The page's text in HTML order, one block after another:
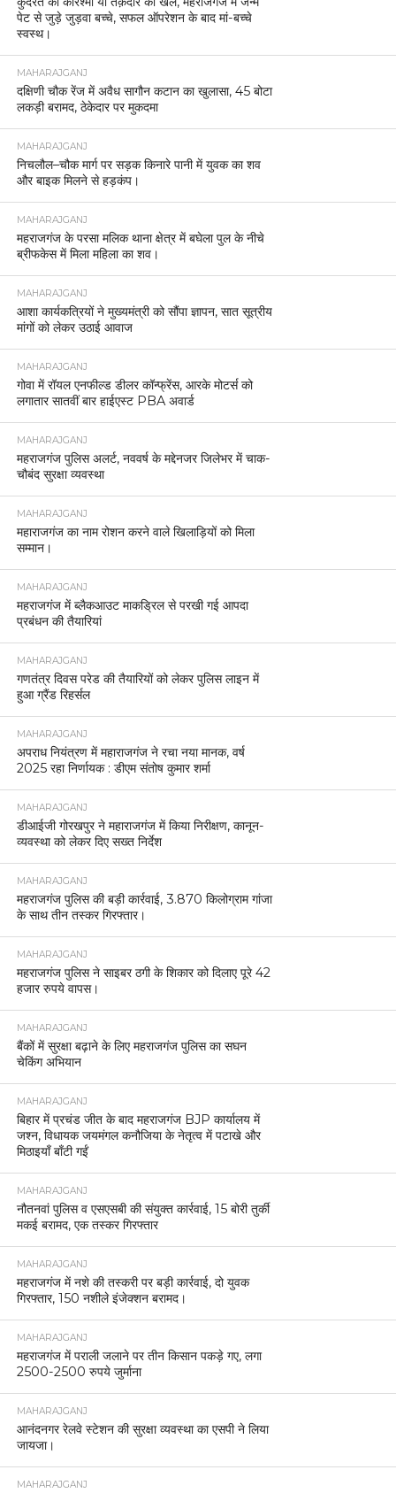
पेट से जुड़े जुड़वा बच्चे, सफल ऑपरेशन के बाद मां-बच्चे
स्वस्थ।
MAHARAJGANJ
दक्षिणी चौक रेंज में अवैध सागौन कटान का खुलासा, 45 बोटा
लकड़ी बरामद, ठेकेदार पर मुकदमा
MAHARAJGANJ
निचलौल–चौक मार्ग पर सड़क किनारे पानी में युवक का शव
और बाइक मिलने से हड़कंप।
MAHARAJGANJ
महराजगंज के परसा मलिक थाना क्षेत्र में बघेला पुल के नीचे
ब्रीफकेस में मिला महिला का शव।
MAHARAJGANJ
आशा कार्यकत्रियों ने मुख्यमंत्री को सौंपा ज्ञापन, सात सूत्रीय
मांगों को लेकर उठाई आवाज
MAHARAJGANJ
गोवा में रॉयल एनफील्ड डीलर कॉन्फ्रेंस, आरके मोटर्स को
लगातार सातवीं बार हाईएस्ट PBA अवार्ड
MAHARAJGANJ
महराजगंज पुलिस अलर्ट, नववर्ष के मद्देनजर जिलेभर में चाक-
चौबंद सुरक्षा व्यवस्था
MAHARAJGANJ
महाराजगंज का नाम रोशन करने वाले खिलाड़ियों को मिला
सम्मान।
MAHARAJGANJ
महराजगंज में ब्लैकआउट माकड्रिल से परखी गई आपदा
प्रबंधन की तैयारियां
MAHARAJGANJ
गणतंत्र दिवस परेड की तैयारियों को लेकर पुलिस लाइन में
हुआ ग्रैंड रिहर्सल
MAHARAJGANJ
अपराध नियंत्रण में महाराजगंज ने रचा नया मानक, वर्ष
2025 रहा निर्णायक : डीएम संतोष कुमार शर्मा
MAHARAJGANJ
डीआईजी गोरखपुर ने महाराजगंज में किया निरीक्षण, कानून-
व्यवस्था को लेकर दिए सख्त निर्देश
MAHARAJGANJ
महराजगंज पुलिस की बड़ी कार्रवाई, 3.870 किलोग्राम गांजा
के साथ तीन तस्कर गिरफ्तार।
MAHARAJGANJ
महराजगंज पुलिस ने साइबर ठगी के शिकार को दिलाए पूरे 42
हजार रुपये वापस।
MAHARAJGANJ
बैंकों में सुरक्षा बढ़ाने के लिए महराजगंज पुलिस का सघन
चेकिंग अभियान
MAHARAJGANJ
बिहार में प्रचंड जीत के बाद महराजगंज BJP कार्यालय में
जश्न, विधायक जयमंगल कनौजिया के नेतृत्व में पटाखे और
मिठाइयाँ बाँटी गईं
MAHARAJGANJ
नौतनवां पुलिस व एसएसबी की संयुक्त कार्रवाई, 15 बोरी तुर्की
मकई बरामद, एक तस्कर गिरफ्तार
MAHARAJGANJ
महराजगंज में नशे की तस्करी पर बड़ी कार्रवाई, दो युवक
गिरफ्तार, 150 नशीले इंजेक्शन बरामद।
MAHARAJGANJ
महराजगंज में पराली जलाने पर तीन किसान पकड़े गए, लगा
2500-2500 रुपये जुर्माना
MAHARAJGANJ
आनंदनगर रेलवे स्टेशन की सुरक्षा व्यवस्था का एसपी ने लिया
जायजा।
MAHARAJGANJ